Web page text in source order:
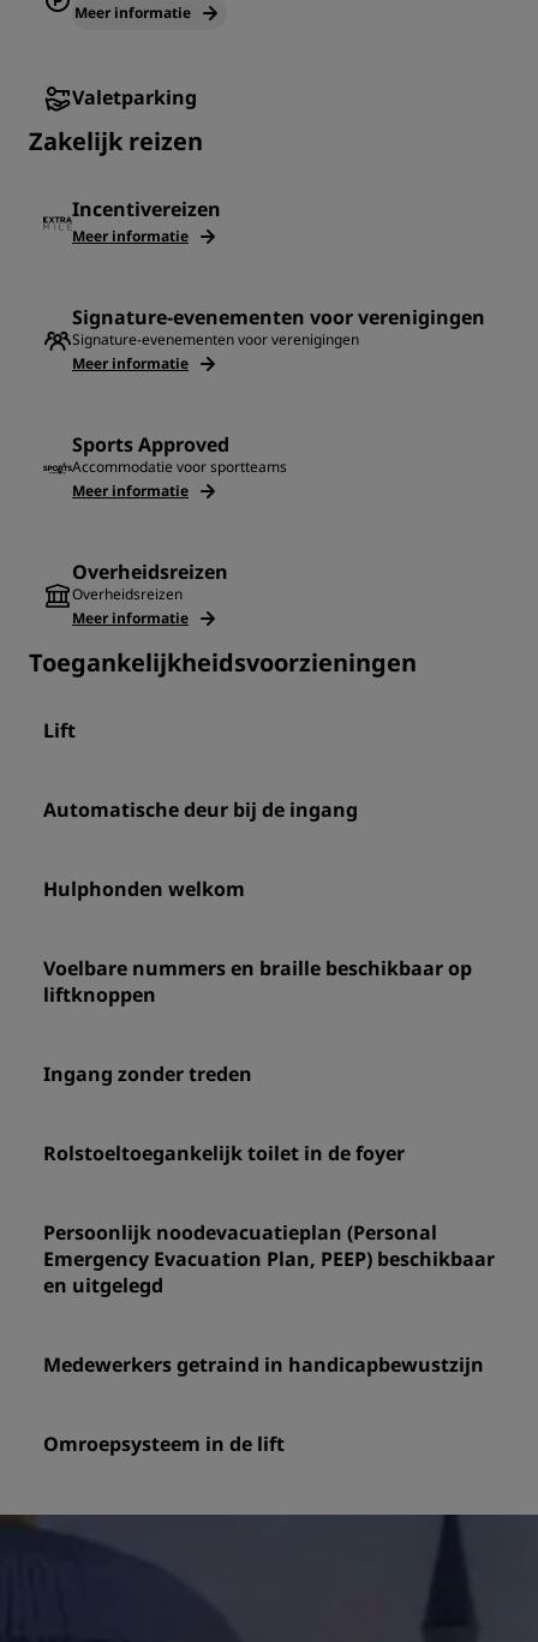
Meer informatie
Valetparking
‌Zakelijk reizen
Incentivereizen
Meer informatie
Signature-evenementen voor verenigingen
Signature-evenementen voor verenigingen
Meer informatie
Sports Approved
Accommodatie voor sportteams
Meer informatie
Overheidsreizen
Overheidsreizen
Meer informatie
Toegankelijkheidsvoorzieningen
Lift
Automatische deur bij de ingang
Hulphonden welkom
Voelbare nummers en braille beschikbaar op
liftknoppen
Ingang zonder treden
Rolstoeltoegankelijk toilet in de foyer
Persoonlijk noodevacuatieplan (Personal
Emergency Evacuation Plan, PEEP) beschikbaar
en uitgelegd
Medewerkers getraind in handicapbewustzijn
Omroepsysteem in de lift